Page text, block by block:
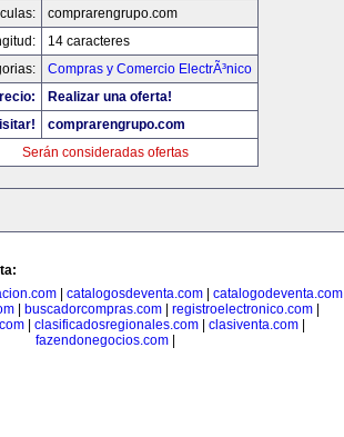
comprarengrupo.com
14 caracteres
Compras y Comercio ElectrÃ³nico
Realizar una oferta!
comprarengrupo.com
Serán consideradas ofertas
catalogosdeventa.com catalogodeventa.com
| buscadorcompras.com| registroelectronico.com|
clasificadosregionales.com clasiventa.com
fazendonegocios.com